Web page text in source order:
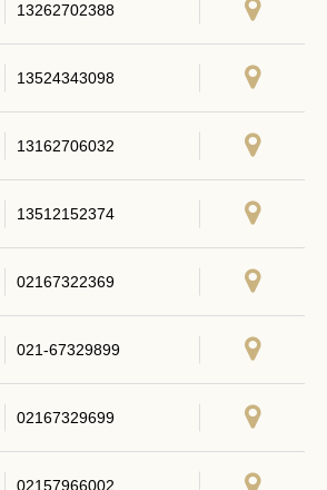
13262702388
13524343098
13162706032
13512152374
02167322369
021-67329899
02167329699
02157966002